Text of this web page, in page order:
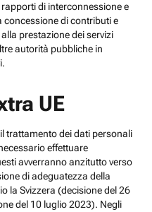
di interconnessione e
di contributi e
prestazione dei servizi
autorità pubbliche in
UE
trattamento dei dati personali
effettuare
avverranno anzitutto verso
di adeguatezza della
la Svizzera (decisione del 26
del 10 luglio 2023). Negli